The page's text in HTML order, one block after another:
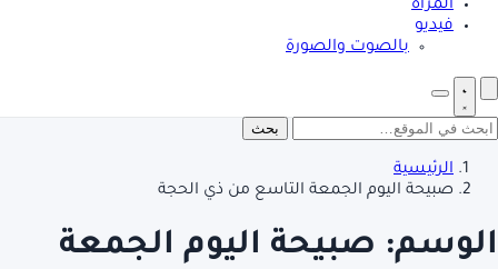
المرأة
فيديو
بالصوت والصورة
بحث
الرئيسية
صبيحة اليوم الجمعة التاسع من ذي الحجة
الوسم: صبيحة اليوم الجمعة